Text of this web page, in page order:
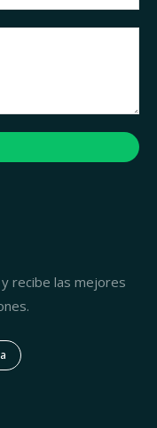
recibe las mejores